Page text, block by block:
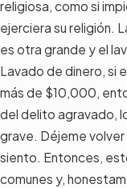
religiosa, como si
ejerciera su religión.
es otra grande y el
Lavado de dinero, si
más de $10,000,
del delito agravado,
grave. Déjeme
siento. Entonces,
comunes y,